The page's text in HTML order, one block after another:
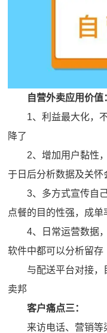
自营外卖应用价值
1、利益最大化，不
降了
2、增加用户黏性，
于日后分析数据及关怀
3、多方式宣传自己
点餐的目的性强，成单
4、日常运营数据，
软件中都可以分析留存
与配送平台对接，
卖邦
客户痛点三：
来访电话、营销等